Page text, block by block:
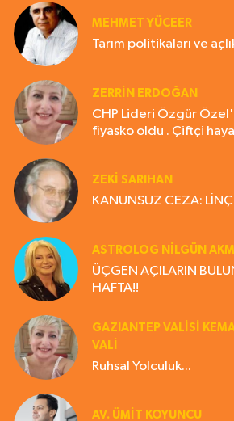
MEHMET YÜCEER
Tarım politikaları ve
ZERRIN ERDOĞAN
CHP Lideri Özgür
fiyasko oldu . Çiftçi hayal
ZEKI SARIHAN
KANUNSUZ CEZA: LİNÇ
ASTROLOG NILGÜN
ÜÇGEN AÇILARIN
HAFTA!!
GAZIANTEP VALISI
VALİ
Ruhsal Yolculuk...
AV. ÜMIT KOYUNCU